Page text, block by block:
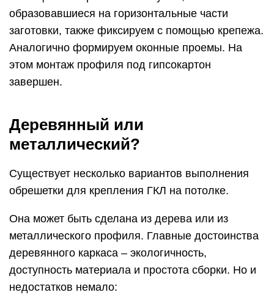
образовавшиеся на горизонтальные части
заготовки, также фиксируем с помощью крепежа.
Аналогично формируем оконные проемы. На
этом монтаж профиля под гипсокартон
завершен.
Деревянный или
металлический?
Существует несколько вариантов выполнения
обрешетки для крепления ГКЛ на потолке.
Она может быть сделана из дерева или из
металлического профиля. Главные достоинства
деревянного каркаса – экологичность,
доступность материала и простота сборки. Но и
недостатков немало: